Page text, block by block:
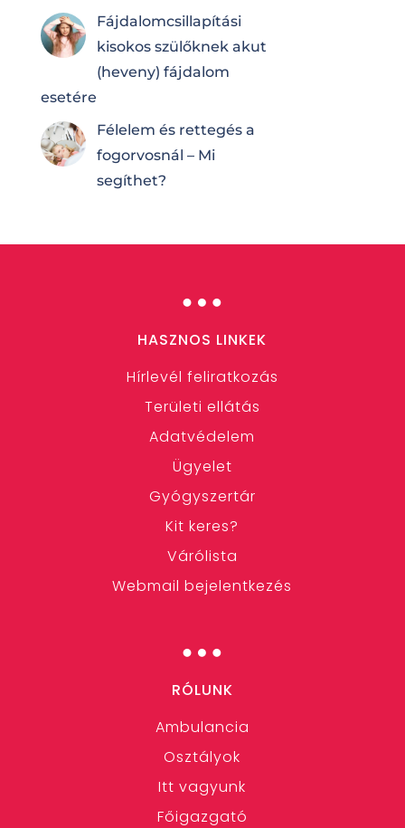
Fájdalomcsilla­pí­tá­si
kisokos szülőknek akut
(heveny) fájdalom
esetére
Félelem és rettegés a
fogorvosnál – Mi
segíthet?
…
HASZNOS LINKEK
Hírlevél feliratkozás
Területi ellátás
Adatvédelem
Ügyelet
Gyógyszertár
Kit keres?
Várólista
Webmail bejelentkezés
…
RÓLUNK
Ambulancia
Osztályok
Itt vagyunk
Főigazgató